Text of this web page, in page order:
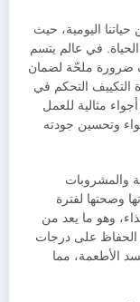
اليومية، حيث
في عالم يتسم
ضرورة ملحّة لضمان
التكييف التحكم في
مثالية للعمل
وتحسين جودته
والمشروبات
وصحتها لفترة
وهو ما يعد من
الحفاظ على درجات
الأطعمة، مما